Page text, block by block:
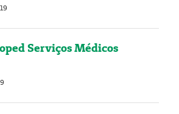
Serviços Médicos